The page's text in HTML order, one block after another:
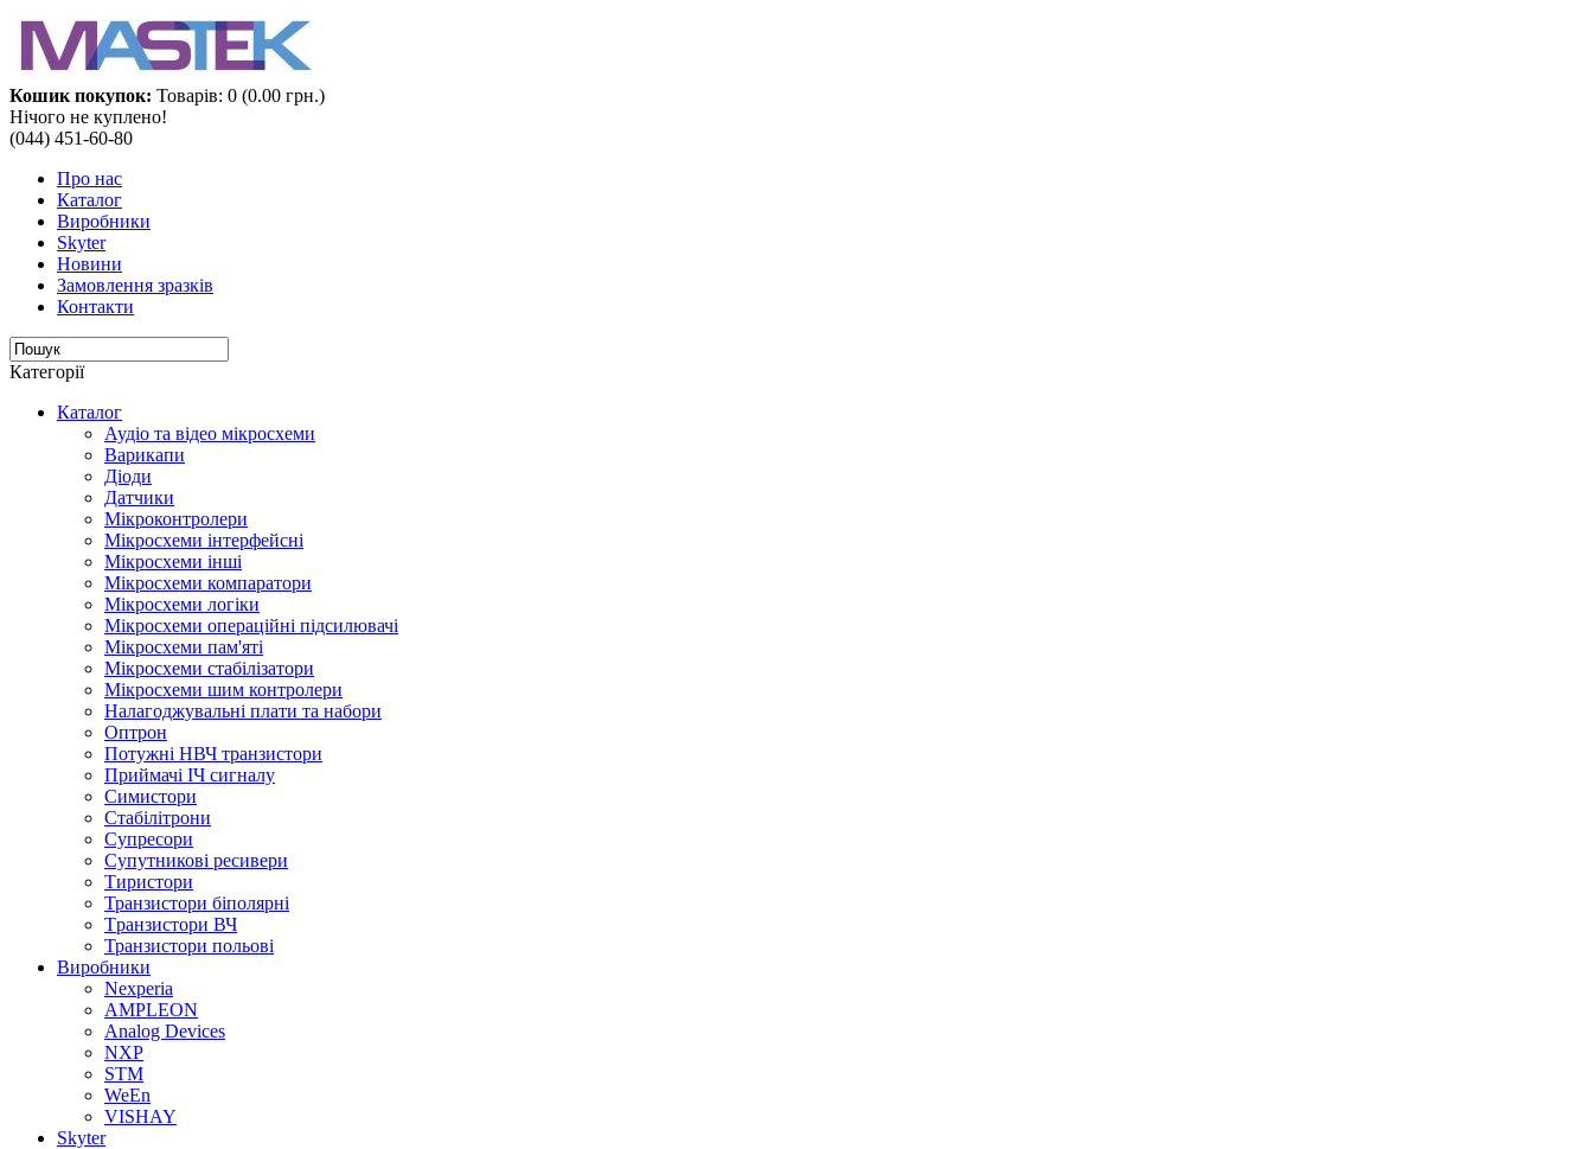
Кошик покупок: Товарів: 0 (0.00 грн.)
Нічого не куплено!
(044) 451-60-80
Про нас
Каталог
Виробники
Skyter
Новини
Замовлення зразків
Контакти
Категорії
Каталог
Аудіо та відео мікросхеми‎
Варикапи
Діоди
Датчики
Мікроконтролери
Мікросхеми інтерфейсні
Мікросхеми інші
Мікросхеми компаратори
Мікросхеми логіки
Мікросхеми операційні підсилювачі
Мікросхеми пам'яті
Мікросхеми стабілізатори
Мікросхеми шим контролери
Налагоджувальні плати та набори
Оптрон
Потужні НВЧ транзистори
Приймачі ІЧ сигналу
Симистори
Стабілітрони
Супресори
Супутникові ресивери
Тиристори
Транзистори біполярні
Tранзистори ВЧ
Транзистори польові
Виробники
Nexperia
АMPLEON
Analog Devices
NXP
STM
WeEn
VISHAY
Skyter